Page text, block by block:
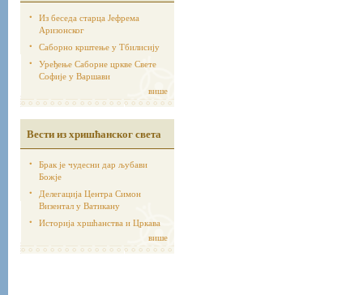
Из беседа старца Јефрема
Аризонског
Саборно крштење у Тбилисију
Уређење Саборне цркве Свете
Софије у Варшави
више
Вести из хришћанског света
Брак је чудесни дар љубави
Божје
Делегација Центра Симон
Визентал у Ватикану
Историја хршћанства и Цркава
више